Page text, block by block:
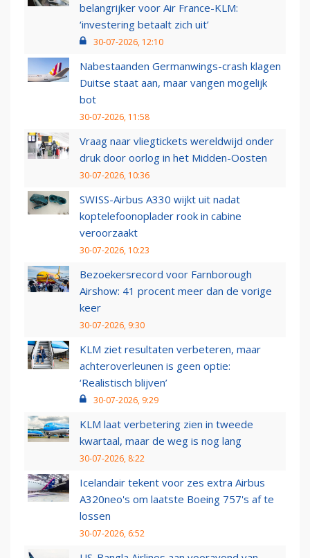
belangrijker voor Air France-KLM:
‘investering betaalt zich uit’
30-07-2026, 12:10
Nabestaanden Germanwings-crash klagen
Duitse staat aan, maar vangen mogelijk
bot
30-07-2026, 11:58
Vraag naar vliegtickets wereldwijd onder
druk door oorlog in het Midden-Oosten
30-07-2026, 10:36
SWISS-Airbus A330 wijkt uit nadat
koptelefoonoplader rook in cabine
veroorzaakt
30-07-2026, 10:23
Bezoekersrecord voor Farnborough
Airshow: 41 procent meer dan de vorige
keer
30-07-2026, 9:30
KLM ziet resultaten verbeteren, maar
achteroverleunen is geen optie:
‘Realistisch blijven’
30-07-2026, 9:29
KLM laat verbetering zien in tweede
kwartaal, maar de weg is nog lang
30-07-2026, 8:22
Icelandair tekent voor zes extra Airbus
A320neo's om laatste Boeing 757's af te
lossen
30-07-2026, 6:52